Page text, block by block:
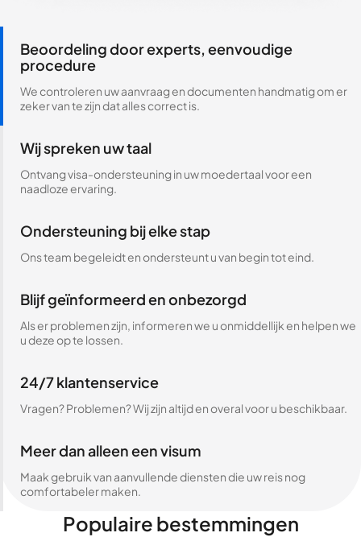
Beoordeling door experts, eenvoudige
procedure
We controleren uw aanvraag en documenten handmatig om er
zeker van te zijn dat alles correct is.
Wij spreken uw taal
Ontvang visa-ondersteuning in uw moedertaal voor een
naadloze ervaring.
Ondersteuning bij elke stap
Ons team begeleidt en ondersteunt u van begin tot eind.
Blijf geïnformeerd en onbezorgd
Als er problemen zijn, informeren we u onmiddellijk en helpen we
u deze op te lossen.
24/7 klantenservice
Vragen? Problemen? Wij zijn altijd en overal voor u beschikbaar.
Meer dan alleen een visum
Maak gebruik van aanvullende diensten die uw reis nog
comfortabeler maken.
Populaire bestemmingen